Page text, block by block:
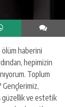
ölüm haberini
hepimizin
Toplum
güzellik ve estetik